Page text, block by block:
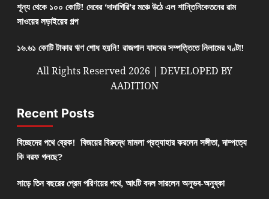
শূন্য থেকে ১০০ কোটি! দেবের ‘দাদাগিরি’র মঞ্চে উঠে এল শান্তিনিকেতনের রাম
সাওয়ের লড়াইয়ের গল্প
১৬.৬১ কোটি টাকার ঋণ শোধ হয়নি! রাজপাল যাদবের সম্পত্তিতে নিলামের ঘণ্টা!
All Rights Reserved 2026 | DEVELOPED BY
AADITION
Recent Posts
বিচ্ছেদের পথে ব্রেক! বিজয়ের বিরুদ্ধে মামলা প্রত্যাহার করলেন সঙ্গীতা, দাম্পত্যে
কি বরফ গলছে?
সাড়ে তিন বছরের প্রেম পরিণয়ের পথে, আংটি বদল সারলেন অনুভব-অনুষ্কা